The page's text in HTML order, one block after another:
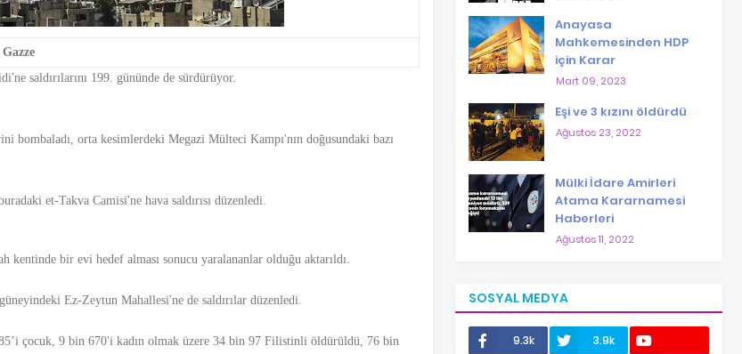
saldırılarını 199. gününde de sürdürüyor.
bombaladı, orta kesimlerdeki Megazi Mülteci Kampı'nın doğusundaki bazı
et-Takva Camisi'ne hava saldırısı düzenledi.
bir evi hedef alması sonucu yaralananlar olduğu aktarıldı.
Ez-Zeytun Mahallesi'ne de saldırılar düzenledi.
çocuk, 9 bin 670'i kadın olmak üzere 34 bin 97 Filistinli öldürüldü, 76 bin
Anayasa
Mahkemesinden HDP
için Karar
Mart 09, 2023
Eşi ve 3 kızını öldürdü
Ağustos 23, 2022
Mülki İdare Amirleri
Atama Kararnamesi
Haberleri
Ağustos 11, 2022
SOSYAL MEDYA
9.3k
3.9k